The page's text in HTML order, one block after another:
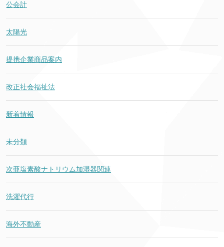
公会計
太陽光
提携企業商品案内
改正社会福祉法
新着情報
未分類
次亜塩素酸ナトリウム加湿器関連
洗濯代行
海外不動産